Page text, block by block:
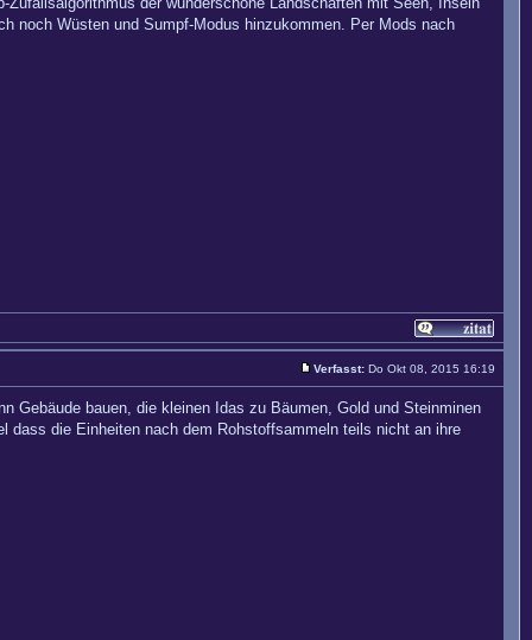
noch Wüsten und Sumpf-Modus hinzukommen. Per Mods nach
Verfasst: Do Okt 08, 2015 16:19
Gebäude bauen, die kleinen Idas zu Bäumen, Gold und Steinminen
die Einheiten nach dem Rohstoffsammeln teils nicht an ihre